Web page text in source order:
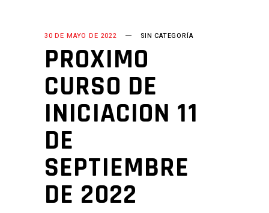
30 DE MAYO DE 2022 SIN CATEGORÍA
PROXIMO
CURSO DE
INICIACION 11
DE
SEPTIEMBRE
DE 2022